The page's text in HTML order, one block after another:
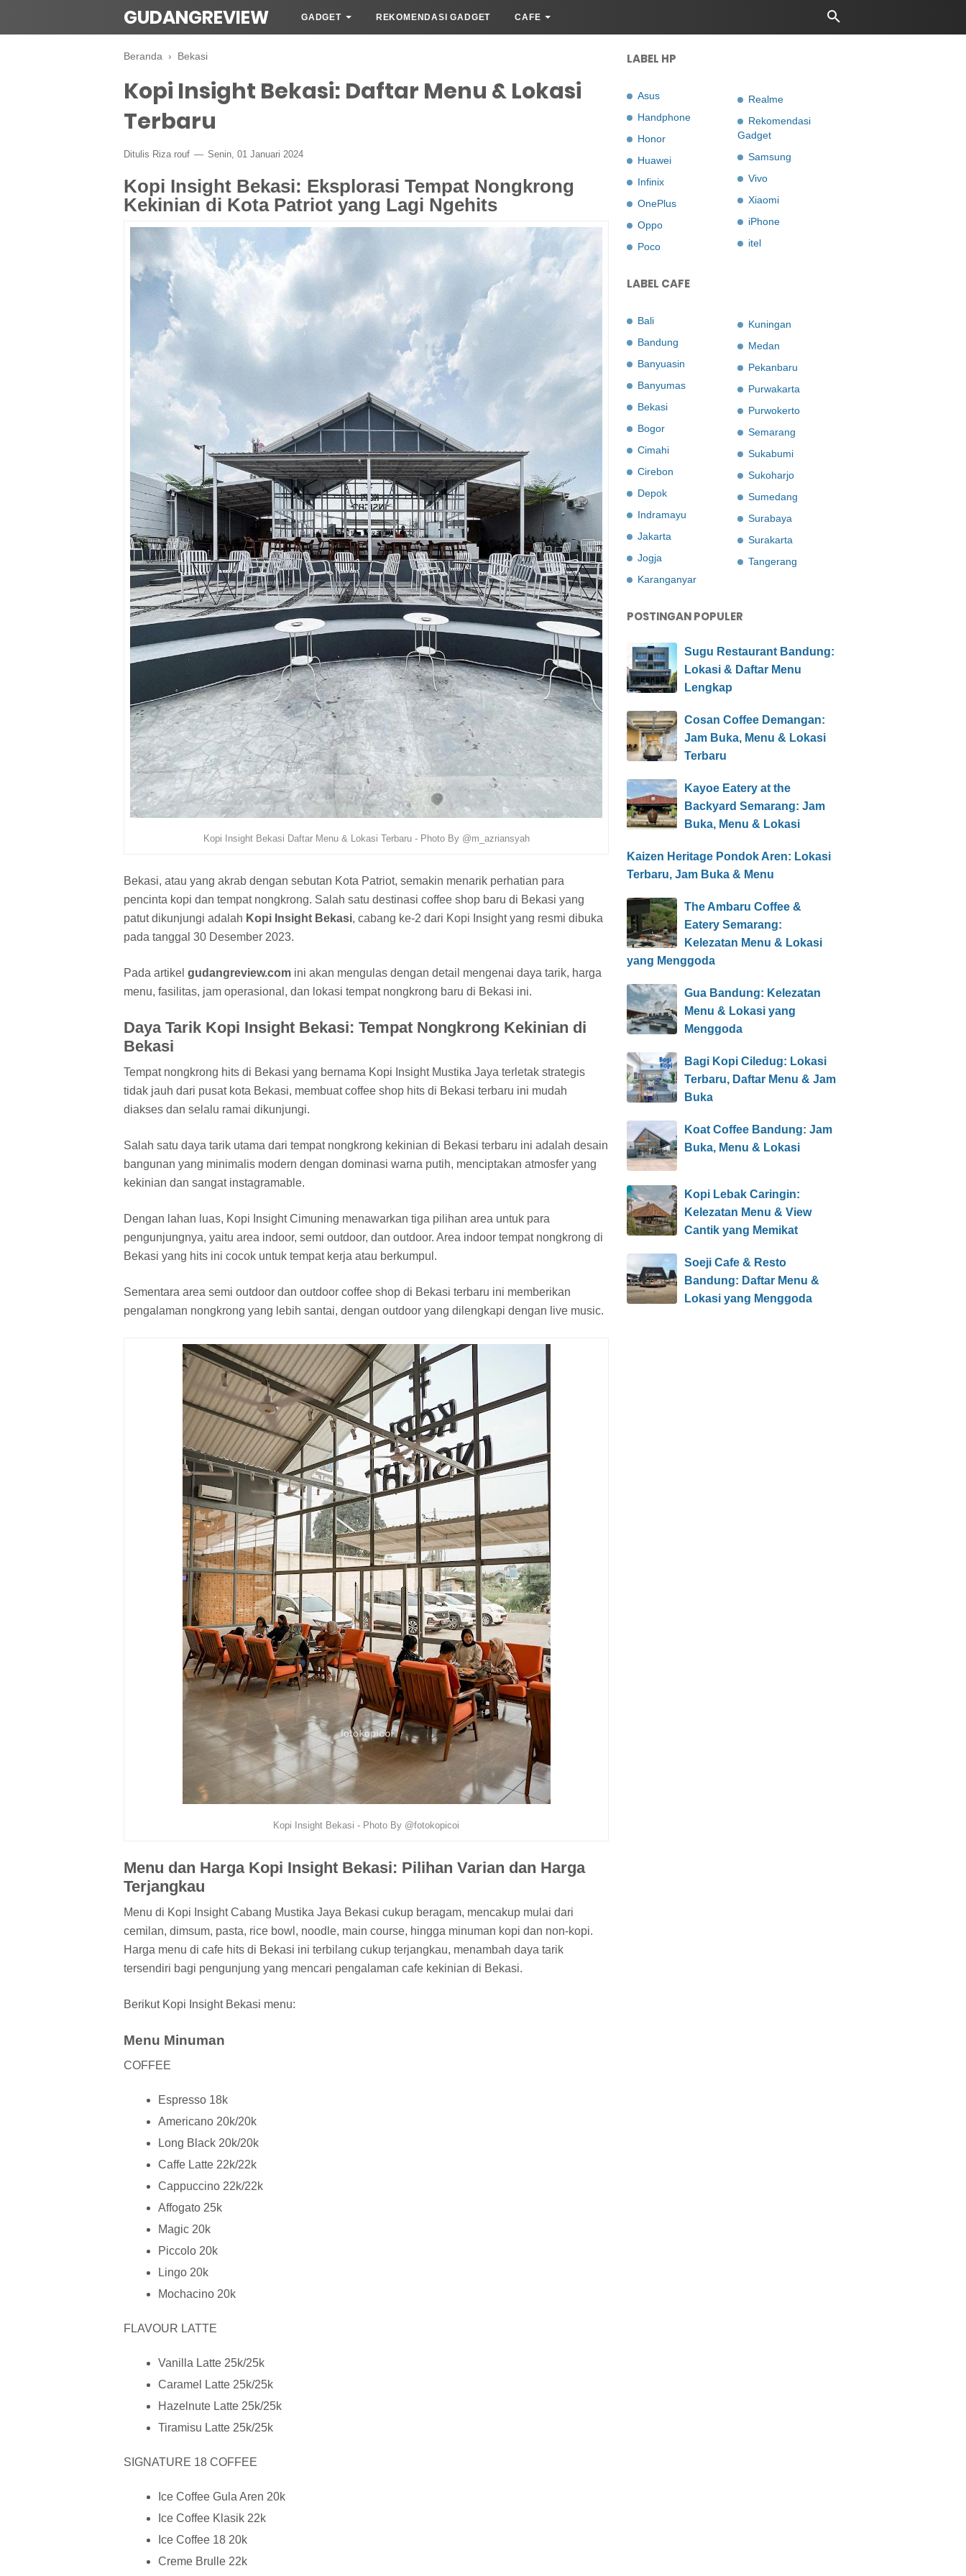
GUDANGREVIEW GADGET REKOMENDASI GADGET CAFE
Beranda › Bekasi
Kopi Insight Bekasi: Daftar Menu & Lokasi
Terbaru
Ditulis Riza rouf Senin, 01 Januari 2024
Kopi Insight Bekasi: Eksplorasi Tempat Nongkrong
Kekinian di Kota Patriot yang Lagi Ngehits
Kopi Insight Bekasi Daftar Menu & Lokasi Terbaru - Photo By @m_azriansyah
Bekasi, atau yang akrab dengan sebutan Kota Patriot, semakin menarik perhatian para
pencinta kopi dan tempat nongkrong. Salah satu destinasi coffee shop baru di Bekasi yang
patut dikunjungi adalah Kopi Insight Bekasi, cabang ke-2 dari Kopi Insight yang resmi dibuka
pada tanggal 30 Desember 2023.
Pada artikel gudangreview.com ini akan mengulas dengan detail mengenai daya tarik, harga
menu, fasilitas, jam operasional, dan lokasi tempat nongkrong baru di Bekasi ini.
Daya Tarik Kopi Insight Bekasi: Tempat Nongkrong Kekinian di
Bekasi
Tempat nongkrong hits di Bekasi yang bernama Kopi Insight Mustika Jaya terletak strategis
tidak jauh dari pusat kota Bekasi, membuat coffee shop hits di Bekasi terbaru ini mudah
diakses dan selalu ramai dikunjungi.
Salah satu daya tarik utama dari tempat nongkrong kekinian di Bekasi terbaru ini adalah desain
bangunan yang minimalis modern dengan dominasi warna putih, menciptakan atmosfer yang
kekinian dan sangat instagramable.
Dengan lahan luas, Kopi Insight Cimuning menawarkan tiga pilihan area untuk para
pengunjungnya, yaitu area indoor, semi outdoor, dan outdoor. Area indoor tempat nongkrong di
Bekasi yang hits ini cocok untuk tempat kerja atau berkumpul.
Sementara area semi outdoor dan outdoor coffee shop di Bekasi terbaru ini memberikan
pengalaman nongkrong yang lebih santai, dengan outdoor yang dilengkapi dengan live music.
Kopi Insight Bekasi - Photo By @fotokopicoi
Menu dan Harga Kopi Insight Bekasi: Pilihan Varian dan Harga
Terjangkau
Menu di Kopi Insight Cabang Mustika Jaya Bekasi cukup beragam, mencakup mulai dari
cemilan, dimsum, pasta, rice bowl, noodle, main course, hingga minuman kopi dan non-kopi.
Harga menu di cafe hits di Bekasi ini terbilang cukup terjangkau, menambah daya tarik
tersendiri bagi pengunjung yang mencari pengalaman cafe kekinian di Bekasi.
Berikut Kopi Insight Bekasi menu:
Menu Minuman
COFFEE
Espresso 18k
Americano 20k/20k
Long Black 20k/20k
Caffe Latte 22k/22k
Cappuccino 22k/22k
Affogato 25k
Magic 20k
Piccolo 20k
Lingo 20k
Mochacino 20k
FLAVOUR LATTE
Vanilla Latte 25k/25k
Caramel Latte 25k/25k
Hazelnute Latte 25k/25k
Tiramisu Latte 25k/25k
SIGNATURE 18 COFFEE
Ice Coffee Gula Aren 20k
Ice Coffee Klasik 22k
Ice Coffee 18 20k
Creme Brulle 22k
LABEL HP
Asus
Handphone
Honor
Huawei
Infinix
OnePlus
Oppo
Poco
Realme
Rekomendasi
Gadget
Samsung
Vivo
Xiaomi
iPhone
itel
LABEL CAFE
Bali
Bandung
Banyuasin
Banyumas
Bekasi
Bogor
Cimahi
Cirebon
Depok
Indramayu
Jakarta
Jogja
Karanganyar
Kuningan
Medan
Pekanbaru
Purwakarta
Purwokerto
Semarang
Sukabumi
Sukoharjo
Sumedang
Surabaya
Surakarta
Tangerang
POSTINGAN POPULER
Sugu Restaurant Bandung:
Lokasi & Daftar Menu
Lengkap
Cosan Coffee Demangan:
Jam Buka, Menu & Lokasi
Terbaru
Kayoe Eatery at the
Backyard Semarang: Jam
Buka, Menu & Lokasi
Kaizen Heritage Pondok Aren: Lokasi
Terbaru, Jam Buka & Menu
The Ambaru Coffee &
Eatery Semarang:
Kelezatan Menu & Lokasi
yang Menggoda
Gua Bandung: Kelezatan
Menu & Lokasi yang
Menggoda
Bagi Kopi Ciledug: Lokasi
Terbaru, Daftar Menu & Jam
Buka
Koat Coffee Bandung: Jam
Buka, Menu & Lokasi
Kopi Lebak Caringin:
Kelezatan Menu & View
Cantik yang Memikat
Soeji Cafe & Resto
Bandung: Daftar Menu &
Lokasi yang Menggoda